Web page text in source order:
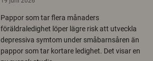
Pappor som tar flera månaders
föräldraledighet löper lägre risk att utveckla
depressiva symtom under småbarnsåren än
pappor som tar kortare ledighet. Det visar en